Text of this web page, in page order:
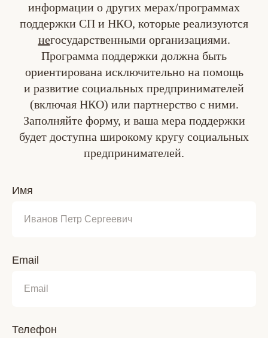
информации о других мерах/программах
поддержки СП и НКО, которые реализуются
негосударственными организациями.
Программа поддержки должна быть
ориентирована исключительно на помощь
и развитие социальных предпринимателей
(включая НКО) или партнерство с ними.
Заполняйте форму, и ваша мера поддержки
будет доступна широкому кругу социальных
предпринимателей.
Имя
Email
Телефон